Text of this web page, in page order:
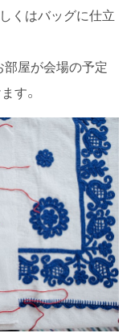
くはバッグに仕立
屋が会場の予定
す。